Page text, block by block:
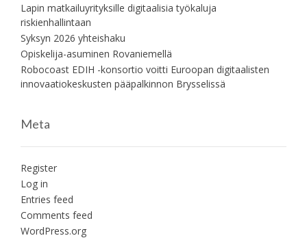
Lapin matkailuyrityksille digitaalisia työkaluja
riskienhallintaan
Syksyn 2026 yhteishaku
Opiskelija-asuminen Rovaniemellä
Robocoast EDIH -konsortio voitti Euroopan digitaalisten
innovaatiokeskusten pääpalkinnon Brysselissä
Meta
Register
Log in
Entries feed
Comments feed
WordPress.org